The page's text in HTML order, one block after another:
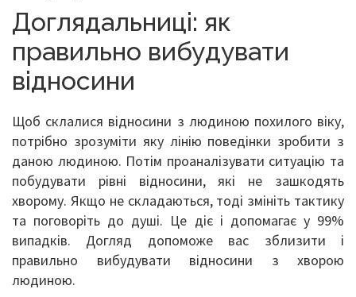
Доглядальниці: як
правильно вибудувати
відносини
Щоб склалися відносини з людиною похилого віку,
потрібно зрозуміти яку лінію поведінки зробити з
даною людиною. Потім проаналізувати ситуацію та
побудувати рівні відносини, які не зашкодять
хворому. Якщо не складаються, тоді змініть тактику
та поговоріть до душі. Це діє і допомагає у 99%
випадків. Догляд допоможе вас зблизити і
правильно вибудувати відносини з хворою
людиною.